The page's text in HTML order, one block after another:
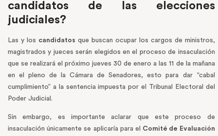
candidatos de las elecciones
judiciales?
Las y los candidatos que buscan ocupar los cargos de ministros,
magistrados y jueces serán elegidos en el proceso de insaculación
que se realizará el próximo jueves 30 de enero a las 11 de la mañana
en el pleno de la Cámara de Senadores, esto para dar “cabal
cumplimiento” a la sentencia impuesta por el Tribunal Electoral del
Poder Judicial.
Sin embargo, es importante aclarar que este proceso de
insaculación únicamente se aplicaría para el Comité de Evaluación